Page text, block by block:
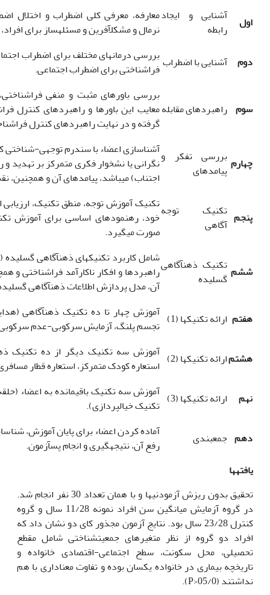
اول
آشنایی و ایجاد
رابطه
معارفه، معرفی کلی اضطراب و اختلال
نرمال و مشکل‏آفرین و مسئله‏ساز برای
دوم آشنایی با اضطراببررسی درمان‏های مختلف برای اضطراب
فراشناختی برای اضطراب اجتماعی.
سوم راهبردهای مقابله
بررسی باورهای مثبت و منفی
معایب این باورها و راهبردهای کنترل
گرفته و در نهایت راهبردهای کنترل
چهارم بررسی تفکر و
پیامدهای
آشناسازی اعضاء با سندرم توجهی-
نگرانی یا نشخوار فکری متمرکز بر تهدید
اجتناب) می‏باشد، پیامدهای آن و همچنین،
پنجم تکنیک توجه
آگاهی
تکنیک آموزش توجه، منطق تکنیک،
خود، رهنمودهای اساسی برای آموزش
صورت می‏گیرد.
ششم تکنیک ذهن‏آگاهی
گسلیده
شامل کاربرد تکنیک‏های ذهن‏آگاهی
راهبردها و افکار ناکارآمد فراشناختی و
آن، مدل پردازش اطلاعات ذهن‏آگاهی
هفتم ارائه تکنیک‏ها (1)
آموزش چهار تا ده تکنیک ذهن‏آگاهی
تجسم پلنگ، آزمایش سرکوبی-عدم
هشتمارائه تکنیک‏ها (2)
آموزش سه تکنیک دیگر از ده تکنیک
استعاره کودک متمرکز، استعاره قطار
نهم
ارائه تکنیک‏ها (3)
آموزش سه تکنیک باقیمانده به اعضاء
تکنیک خیال‏پردازی).
دهم جمع‏بندی
آماده کردن اعضاء برای پایان آموزش،
رفع آن، نتیجه‏گیری و انجام پس‏آزمون.
یافته‏ها
تحقیق بدون ریزش آزمودنی‏ها و با همان تعداد 30 نفر انجام شد.
در گروه آزمایش میانگین سن افراد نمونه 11/28 سال و گروه
کنترل 23/28 سال بود. نتایج آزمون مجذور کای دو نشان داد که
افراد دو گروه از نظر متغیرهای جمعیت‏شناختی شامل مقطع
تحصیلی، محل سکونت، سطح اجتماعی-اقتصادی خانواده و
تاریخچه بیماری در خانواده یکسان بوده و تفاوت معناداری با هم
نداشتند (05/0<P).